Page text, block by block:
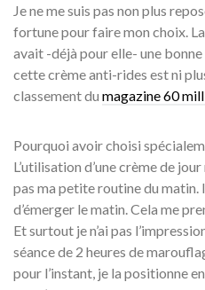
Je ne me suis pas non plus
fortune pour faire mon choix.
avait -déjà pour elle- une
cette crème anti-rides est ni
classement du magazine 60
Pourquoi avoir choisi
L’utilisation d’une crème de
pas ma petite routine du
d’émerger le matin. Cela me
Et surtout je n’ai pas
séance de 2 heures de
pour l’instant, je la positionne